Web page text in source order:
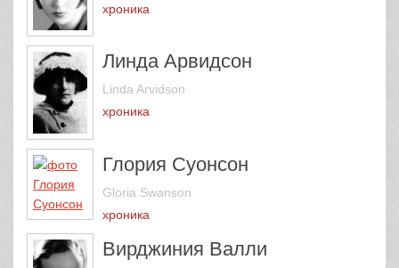
хроника
Линда Арвидсон
Linda Arvidson
хроника
Глория Суонсон
Gloria Swanson
хроника
Вирджиния Валли